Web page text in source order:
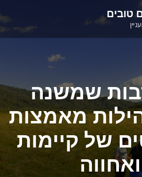
טובים
שמשנה
מאמצות
של קיימות
ואחווה